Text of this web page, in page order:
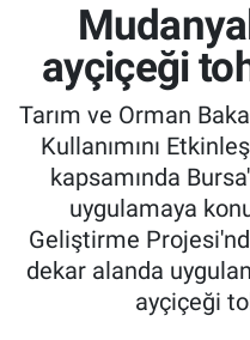
ayçiçeği
Tarım ve Orman
Kullanımını
kapsamında
uygulamaya
Geliştirme
dekar alanda
ayçiçeği
SPOR
EKONOMİ
SAĞLIK
ASTROLOJİ
Süper Lig Puan
Tüm Manşetler
Son Dakika
Haber Arşivi